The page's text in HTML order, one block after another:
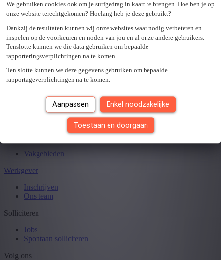
We gebruiken cookies ook om je surfgedrag in kaart te brengen. Hoe ben je op
onze website terechtgekomen? Hoelang heb je deze gebruikt?
Dankzij de resultaten kunnen wij onze websites waar nodig verbeteren en
inspelen op de voorkeuren en noden van jou en al onze andere gebruikers.
Tenslotte kunnen we die data gebruiken om bepaalde
rapporteringsverplichtingen na te komen.
Ten slotte kunnen we deze gegevens gebruiken om bepaalde
rapportageverplichtingen na te komen.
Aanpassen Enkel noodzakelijke
Toestaan en doorgaan
Inloggen of een account aanmaken
E-mailadres *
of aanmelden via
Facebook Google
LinkedIn
Wachtwoord vergeten?
Vakgebieden
Werkgever
Inschrijven
Ons team
Solliciteren
Jobs
Spontaan solliciteren
Volg ons